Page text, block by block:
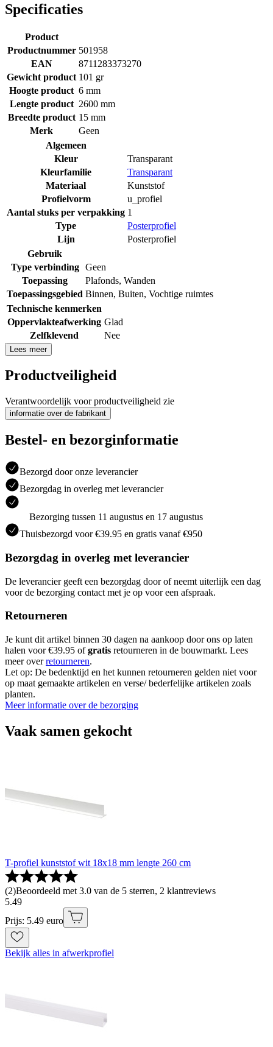
Specificaties
Product
Productnummer 501958
EAN
8711283373270
Gewicht product 101 gr
Hoogte product 6 mm
Lengte product 2600 mm
Breedte product 15 mm
Merk
Geen
Algemeen
Kleur
Transparant
Kleurfamilie
Transparant
Materiaal
Kunststof
Profielvorm
u_profiel
Aantal stuks per verpakking 1
Type
Posterprofiel
Lijn
Posterprofiel
Gebruik
Type verbinding
Geen
Toepassing
Plafonds, Wanden
Toepassingsgebied Binnen, Buiten, Vochtige ruimtes
Technische kenmerken
Oppervlakteafwerking Glad
Zelfklevend
Nee
Lees meer
Productveiligheid
Verantwoordelijk voor productveiligheid zie
informatie over de fabrikant
Bestel- en bezorginformatie
Bezorgd door onze leverancier
Bezorgdag in overleg met leverancier
Bezorging tussen 11 augustus en 17 augustus
Thuisbezorgd voor €39.95 en gratis vanaf €950
Bezorgdag in overleg met leverancier
De leverancier geeft een bezorgdag door of neemt uiterlijk een dag
voor de bezorging contact met je op voor een afspraak.
Retourneren
Je kunt dit artikel binnen 30 dagen na aankoop door ons op laten
halen voor €39.95 ofgratis retourneren in de bouwmarkt. Lees
meer overretourneren.
Let op: De bedenktijd en het kunnen retourneren gelden niet voor
op maat gemaakte artikelen en verse/ bederfelijke artikelen zoals
planten.
Meer informatie over de bezorging
Vaak samen gekocht
T-profiel kunststof wit 18x18 mm lengte 260 cm
(2)Beoordeeld met 3.0 van de 5 sterren, 2 klantreviews
5.49
Prijs: 5.49 euro
Bekijk alles in afwerkprofiel